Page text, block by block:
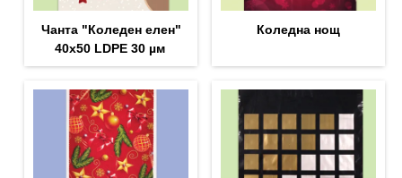
Чанта "Коледен елен"
40х50 LDPE 30 µм
Коледна нощ